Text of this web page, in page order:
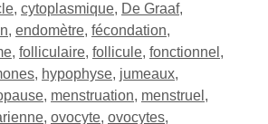
, cytoplasmique, De Graaf,
, endomètre, fécondation,
, folliculaire, follicule, fonctionnel ,
, hypophyse, jumeaux,
, menstruation, menstruel ,
, ovocyte, ovocytes,